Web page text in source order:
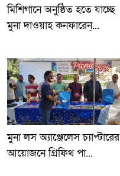
মিশিগানে অনুষ্ঠিত হতে যাচ্ছে
মুনা দাওয়াহ কনফারেন্...
মুনা লস অ্যাঞ্জেলেস চ্যাপ্টারের
আয়োজনে গ্রিফিথ পা...